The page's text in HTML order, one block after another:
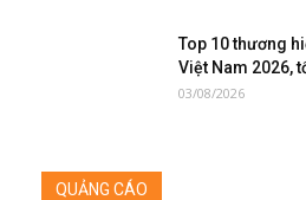
Top 10 thương
Việt Nam 2026,
03/08/2026
QUẢNG CÁO